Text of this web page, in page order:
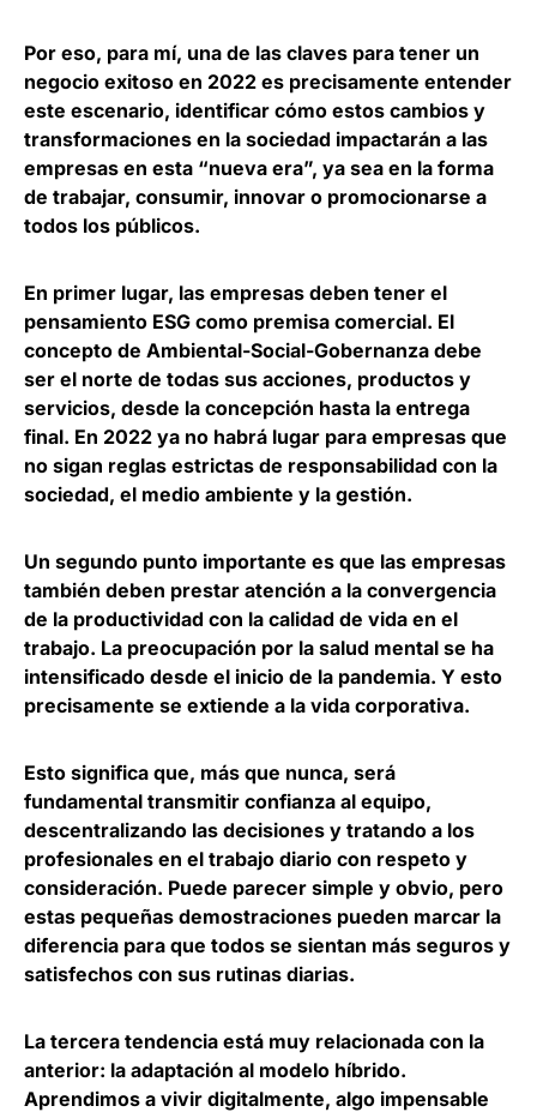
Por eso, para mí, una de las claves para tener un
negocio exitoso en 2022 es precisamente entender
este escenario, identificar cómo estos cambios y
transformaciones en la sociedad impactarán a las
empresas en esta “nueva era”, ya sea en la forma
de trabajar, consumir, innovar o promocionarse a
todos los públicos.
En primer lugar, las empresas deben tener el
pensamiento ESG como premisa comercial. El
concepto de Ambiental-Social-Gobernanza debe
ser el norte de todas sus acciones, productos y
servicios, desde la concepción hasta la entrega
final. En 2022 ya no habrá lugar para empresas que
no sigan reglas estrictas de responsabilidad con la
sociedad, el medio ambiente y la gestión.
Un segundo punto importante es que las empresas
también deben prestar atención a la convergencia
de la productividad con la calidad de vida en el
trabajo. La preocupación por la salud mental se ha
intensificado desde el inicio de la pandemia. Y esto
precisamente se extiende a la vida corporativa.
Esto significa que, más que nunca, será
fundamental transmitir confianza al equipo,
descentralizando las decisiones y tratando a los
profesionales en el trabajo diario con respeto y
consideración. Puede parecer simple y obvio, pero
estas pequeñas demostraciones pueden marcar la
diferencia para que todos se sientan más seguros y
satisfechos con sus rutinas diarias.
La tercera tendencia está muy relacionada con la
anterior: la adaptación al modelo híbrido.
Aprendimos a vivir digitalmente, algo impensable